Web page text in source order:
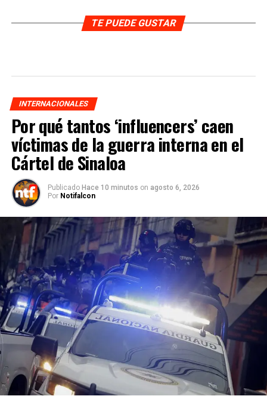
TE PUEDE GUSTAR
INTERNACIONALES
Por qué tantos ‘influencers’ caen
víctimas de la guerra interna en el
Cártel de Sinaloa
Publicado Hace 10 minutos on agosto 6, 2026
Por Notifalcon